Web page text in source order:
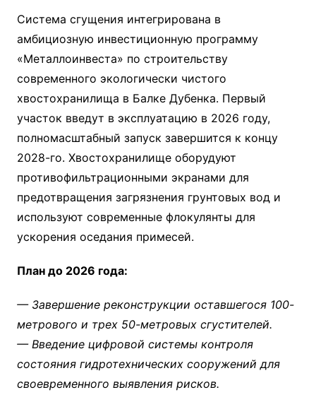
Система сгущения интегрирована в
амбициозную инвестиционную программу
«Металлоинвеста» по строительству
современного экологически чистого
хвостохранилища в Балке Дубенка. Первый
участок введут в эксплуатацию в 2026 году,
полномасштабный запуск завершится к концу
2028-го. Хвостохранилище оборудуют
противофильтрационными экранами для
предотвращения загрязнения грунтовых вод и
используют современные флокулянты для
ускорения оседания примесей.
План до 2026 года:
— Завершение реконструкции оставшегося 100-
метрового и трех 50-метровых сгустителей.
— Введение цифровой системы контроля
состояния гидротехнических сооружений для
своевременного выявления рисков.